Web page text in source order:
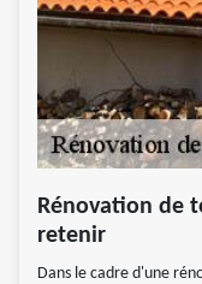
Rénovation de
retenir
Dans le cadre d'une